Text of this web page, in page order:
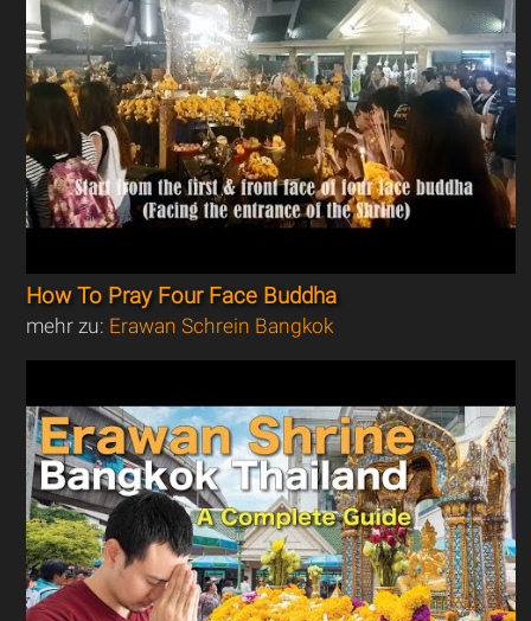
How To Pray Four Face Buddha
mehr zu: Erawan Schrein Bangkok